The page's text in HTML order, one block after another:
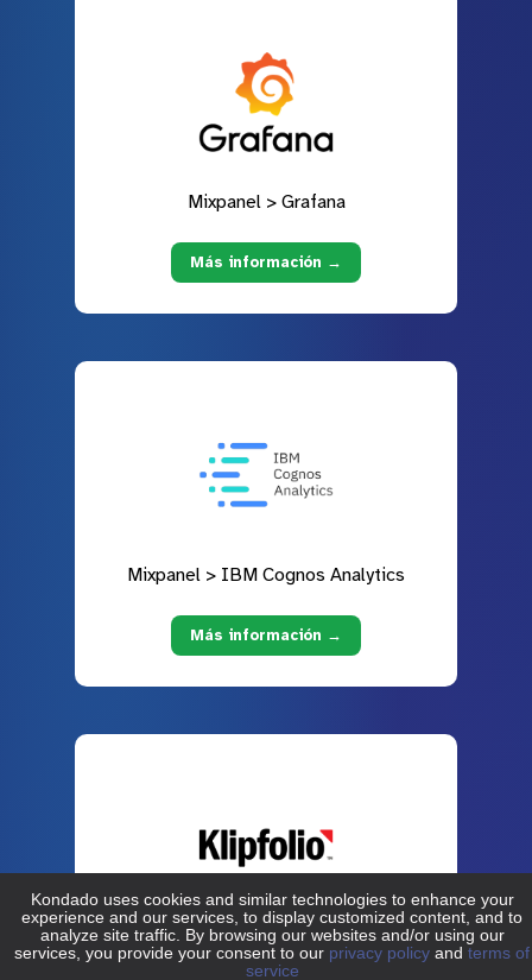
Mixpanel > Grafana
Más información →
Mixpanel > IBM Cognos Analytics
Más información →
Mixpanel > Klipfolio